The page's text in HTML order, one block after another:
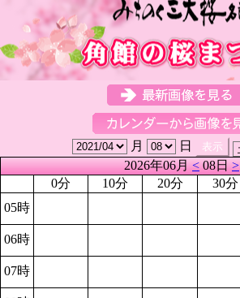
月
日
2026年06月<08日>
0分
10分 20分 30分
05時
06時
07時